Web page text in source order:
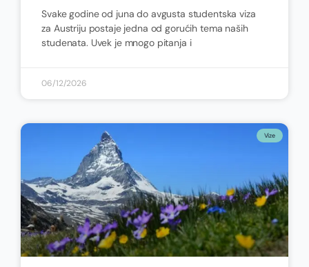
Svake godine od juna do avgusta studentska viza
za Austriju postaje jedna od gorućih tema naših
studenata. Uvek je mnogo pitanja i
06/12/2026
Vize